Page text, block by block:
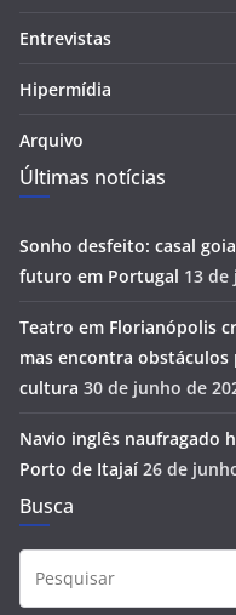
Entrevistas
Hipermídia
Arquivo
Últimas notícias
Sonho desfeito: casal
futuro em Portugal 13 de
Teatro em Florianópolis
mas encontra
cultura 30 de junho de
Navio inglês naufragado
Porto de Itajaí 26 de
Busca